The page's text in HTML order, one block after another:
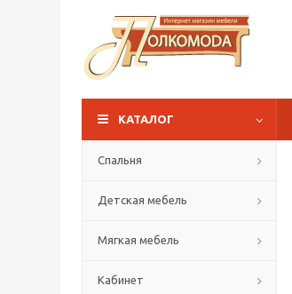
КАТАЛОГ
Спальня
Детская мебель
Мягкая мебель
Кабинет